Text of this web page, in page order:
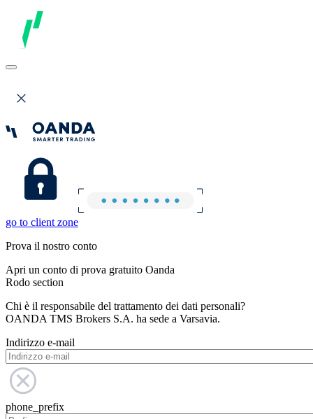
go to client zone
Prova il nostro conto
Apri un conto di prova gratuito Oanda
Rodo section
Chi è il responsabile del trattamento dei dati personali?
OANDA TMS Brokers S.A. ha sede a Varsavia.
Indirizzo e-mail
phone_prefix